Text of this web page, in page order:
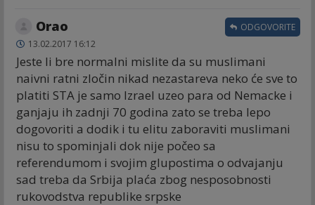
Orao
13.02.2017 16:12
Jeste li bre normalni mislite da su muslimani
naivni ratni zločin nikad nezastareva neko će sve to
platiti STA je samo Izrael uzeo para od Nemacke i
ganjaju ih zadnji 70 godina zato se treba lepo
dogovoriti a dodik i tu elitu zaboraviti muslimani
nisu to spominjali dok nije počeo sa
referendumom i svojim glupostima o odvajanju
sad treba da Srbija plaća zbog nesposobnosti
rukovodstva republike srpske
ODGOVORITE